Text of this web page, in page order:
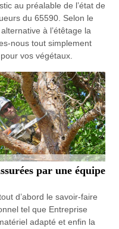
au préalable de l’état de
du 65590. Selon le
à l’étêtage la
nous tout simplement
vos végétaux.
par une équipe
d’abord le savoir-faire
tel que Entreprise
adapté et enfin la